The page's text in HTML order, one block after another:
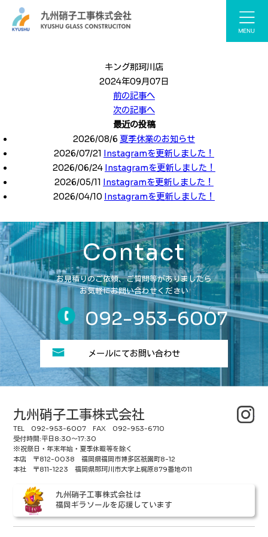
キング那珂川店
2024年09月07日
前の記事へ
次の記事へ
最近の投稿
2026/08/6 夏季休業のお知らせ
2026/07/21 Instagramを更新しました！
2026/06/24 Instagramを更新しました！
2026/05/11 Instagramを更新しました！
2026/04/10 Instagramを更新しました！
Contact
お見積りのご依頼、ご質問等がありましたら
お気軽にお問い合わせください
092-953-6007
メールにてお問い合わせ
九州硝子工事株式会社
TEL 092-953-6007 FAX 092-953-6710
受付時間:平日8:30～17:30
※祝祭日・年末年始・夏季休暇等を除く
本店 〒812-0038 福岡県福岡市博多区祇園町8-12
本社 〒811-1223 福岡県那珂川市大字上梶原879番地の11
九州硝子工事株式会社は
福岡ギラソールを応援しています